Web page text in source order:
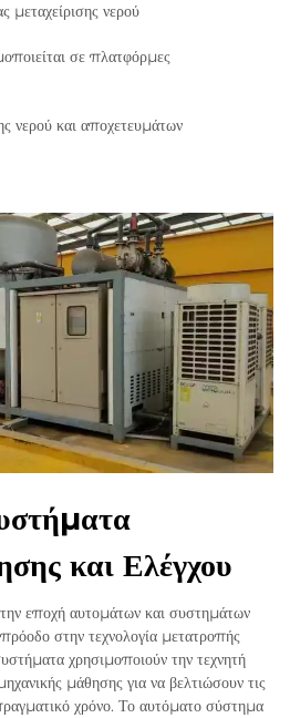
μεταχείρισης νερού
σε πλατφόρμες
νερού και αποχετευμάτων
και Ελέγχου
εποχή αυτομάτων και συστημάτων
στην τεχνολογία μετατροπής
χρησιμοποιούν την τεχνητή
μάθησης για να βελτιώσουν τις
χρόνο. Το αυτόματο σύστημα